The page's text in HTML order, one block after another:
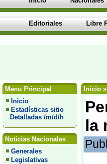
Editoriales Libre
Menu Principal
Inicio
Estadísticas sitio
Detalladas /m/d/h
Noticias Nacionales
Generales
Legislativas
Inicio »
la